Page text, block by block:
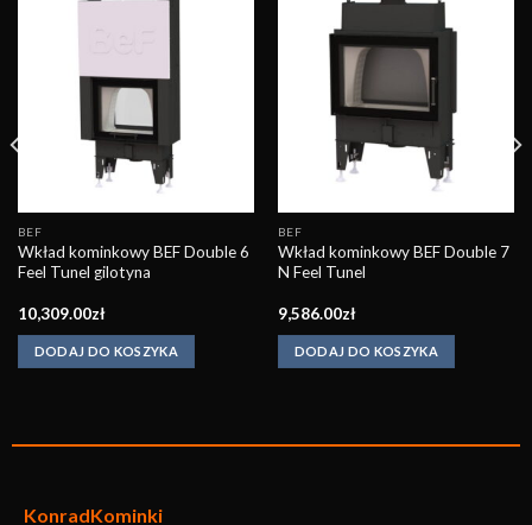
BEF
Wkład kominkowy BEF Double 6
Feel Tunel gilotyna
10,309.00zł
DODAJ DO KOSZYKA
BEF
Wkład kominkowy BEF Double 7
N Feel Tunel
9,586.00zł
DODAJ DO KOSZYKA
KonradKominki